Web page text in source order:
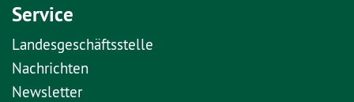
Service
Landesgeschäftsstelle
Nachrichten
Newsletter